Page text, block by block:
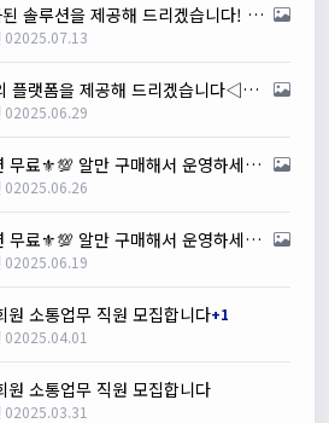
✨오류없이 최적화된 솔루션을 제공해 드리겠습니다! ✨모두솔루션✨
02025.07.13
◁◆▷세계 최대의 플랫폼을 제공해 드리겠습니다◁◆▷ 모두 솔루션◁◆▷
02025.06.29
💯⚜️카지노 솔루션 무료⚜️💯 알만 구매해서 운영하세요✔
02025.06.26
💯⚜️카지노 솔루션 무료⚜️💯 알만 구매해서 운영하세요✔
02025.06.19
소통업무 직원 모집합니다+1
02025.04.01
소통업무 직원 모집합니다
02025.03.31